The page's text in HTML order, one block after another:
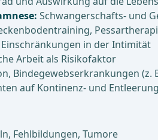
Schwangerschafts- und
in der Intimität
Arbeit als Risikofaktor
Bindegewebserkrankungen
auf Kontinenz- und
Fehlbildungen, Tumore